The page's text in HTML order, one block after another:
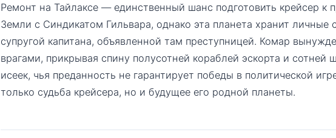
Ремонт на Тайлаксе — единственный шанс подготовить крейсер к
Земли с Синдикатом Гильвара, однако эта планета хранит личные
супругой капитана, объявленной там преступницей. Комар
врагами, прикрывая спину полусотней кораблей эскорта и сотней
исеек, чья преданность не гарантирует победы в политической
только судьба крейсера, но и будущее его родной планеты.